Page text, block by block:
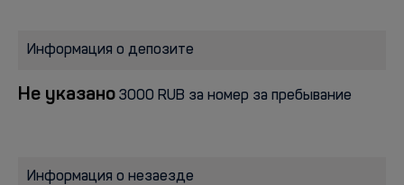
Информация о депозите
Не указано 3000 RUB за номер за пребывание
Информация о незаезде